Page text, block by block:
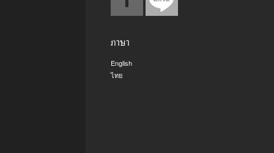
ภาษา
English
ไทย